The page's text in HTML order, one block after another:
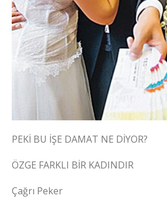
PEKİ BU İŞE DAMAT NE DİYOR?
ÖZGE FARKLI BİR KADINDIR
Çağrı Peker